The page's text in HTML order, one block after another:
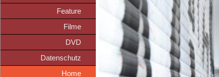
Feature
Filme
DVD
Datenschutz
Home